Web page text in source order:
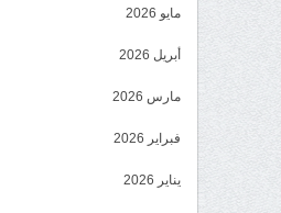
مايو 2026
أبريل 2026
مارس 2026
فبراير 2026
يناير 2026